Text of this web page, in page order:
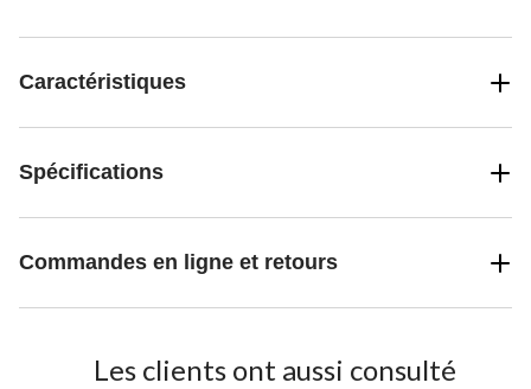
Caractéristiques
Spécifications
Commandes en ligne et retours
Les clients ont aussi consulté